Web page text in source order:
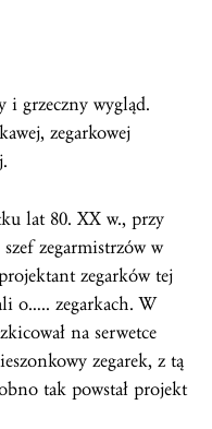
i grzeczny wygląd.
zegarkowej
lat 80. XX w., przy
zegarmistrzów w
zegarków tej
o….. zegarkach. W
na serwetce
zegarek, z tą
tak powstał projekt